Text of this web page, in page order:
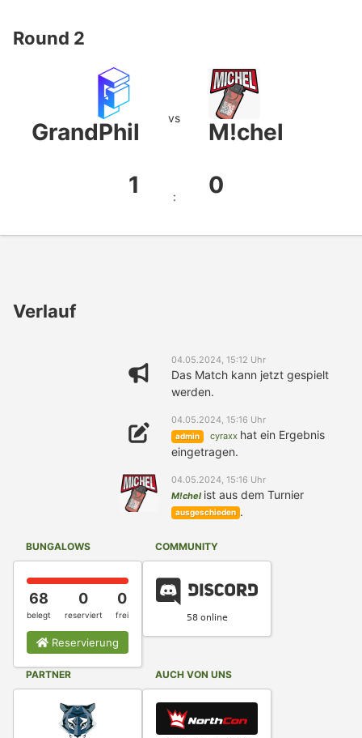
Round 2
GrandPhil
vs
M!chel
1
: 0
Verlauf
04.05.2024, 15:12 Uhr
Das Match kann jetzt gespielt
werden.
04.05.2024, 15:16 Uhr
admin cyraxx hat ein Ergebnis
eingetragen.
04.05.2024, 15:16 Uhr
M!chel ist aus dem Turnier
ausgeschieden .
BUNGALOWS
68
belegt
0
reserviert
0
frei
Reservierung
COMMUNITY
PARTNER AUCH VON UNS